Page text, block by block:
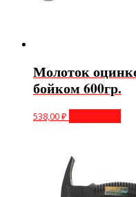
Молоток
бойком 600гр.
538,00₽